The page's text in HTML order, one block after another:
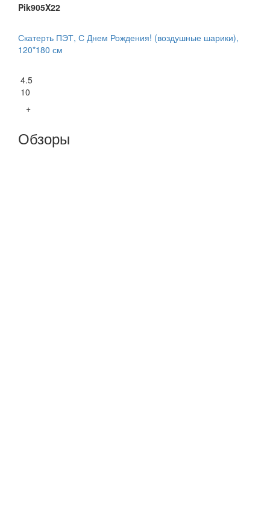
Pik905X22
Скатерть ПЭТ, С Днем Рождения! (воздушные шарики),
120*180 см
4.5
10
+
Обзоры